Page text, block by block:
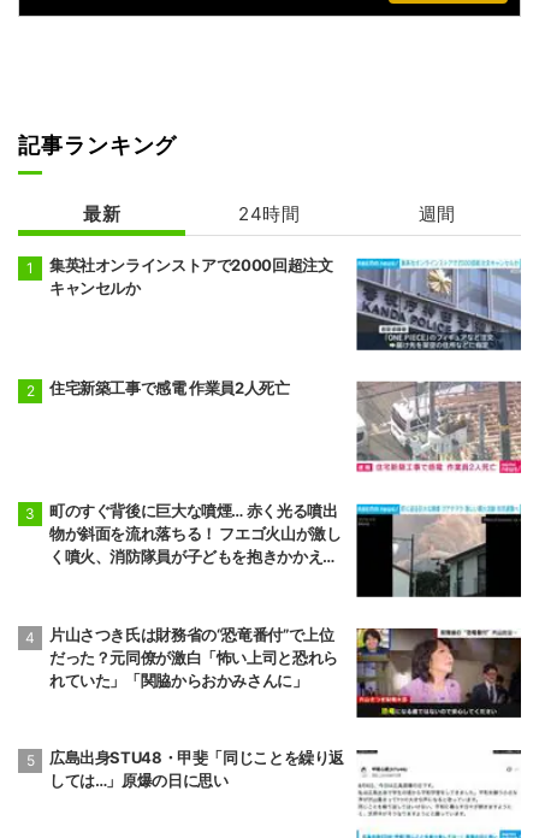
記事ランキング
最新 24時間 週間
集英社オンラインストアで2000回超注文
キャンセルか
住宅新築工事で感電 作業員2人死亡
町のすぐ背後に巨大な噴煙… 赤く光る噴出
物が斜面を流れ落ちる！ フエゴ火山が激し
く噴火、消防隊員が子どもを抱きかかえ夜
片山さつき氏は財務省の“恐竜番付”で上位
だった？元同僚が激白「怖い上司と恐れら
れていた」「関脇からおかみさんに」
広島出身STU48・甲斐「同じことを繰り返
しては…」原爆の日に思い